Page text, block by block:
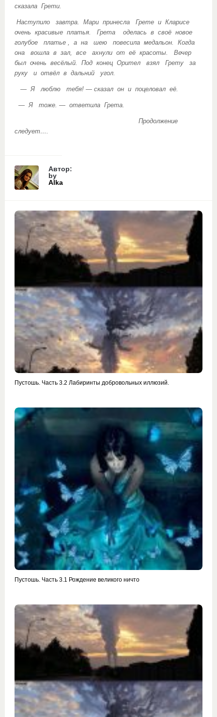
сказала Грети.
Наступило завтра. Мари принесла Грете и Кларисе
очень красивые платья. Грета оделась в своё новое
голубое платье , а на шею повесила медальон. Когда
она вошла в зал, все ахнули от её красоты. Вечер
был очень весёлый. Под конец Орител взял Грету за
руку и отвёл в дальний угол.
— Я люблю тебя! — сказал он и поцеловал её.
— Я тоже. — ответила Грета.
Продолжение
следует….
Автор:
by
Alka
Пустошь. Часть 3.2 Лабиринты добровольных иллюзий.
Пустошь. Часть 3.1 Рождение великого ничто